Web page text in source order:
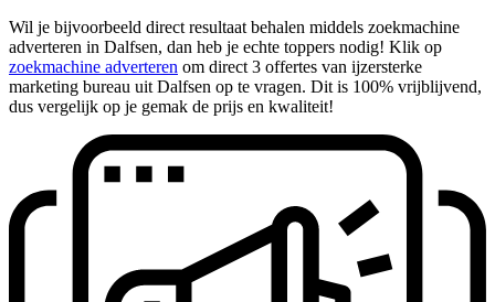
Wil je bijvoorbeeld direct resultaat behalen middels zoekmachine
adverteren in Dalfsen, dan heb je echte toppers nodig! Klik op
zoekmachine adverteren om direct 3 offertes van ijzersterke
marketing bureau uit Dalfsen op te vragen. Dit is 100% vrijblijvend,
dus vergelijk op je gemak de prijs en kwaliteit!